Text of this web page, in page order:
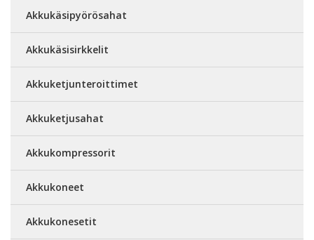
Akkukäsipyörösahat
Akkukäsisirkkelit
Akkuketjunteroittimet
Akkuketjusahat
Akkukompressorit
Akkukoneet
Akkukonesetit